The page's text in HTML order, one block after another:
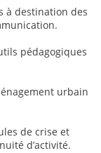
à destination des
pédagogiques
urbain
de crise et
d’activité.